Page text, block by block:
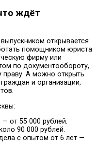
ждёт
открывается
помощником юриста
фирму или
по документообороту,
праву. А можно открыть
и организации,
от 55 000 рублей.
90 000 рублей.
с опытом от 6 лет —